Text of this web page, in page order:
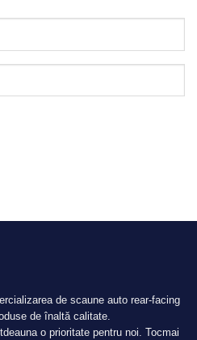
de scaune auto rear-facing
de înaltă calitate.
o prioritate pentru noi. Tocmai